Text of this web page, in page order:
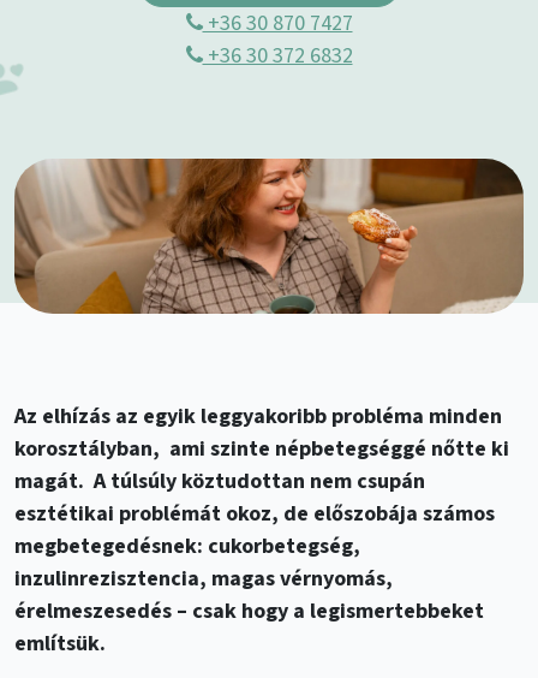
+36 30 870 7427
+36 30 372 6832
Az elhízás az egyik leggyakoribb probléma minden
korosztályban, ami szinte népbetegséggé nőtte ki
magát. A túlsúly köztudottan nem csupán
esztétikai problémát okoz, de előszobája számos
megbetegedésnek: cukorbetegség,
inzulinrezisztencia, magas vérnyomás,
érelmeszesedés – csak hogy a legismertebbeket
említsük.